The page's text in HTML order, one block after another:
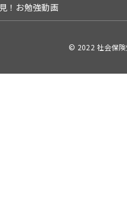
！お勉強動画
© 2022 社会保